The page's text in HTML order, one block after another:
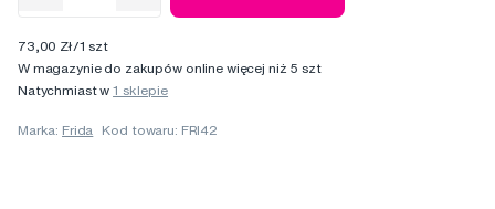
73,00 Zł/1 szt
W magazynie do zakupów online więcej niż 5 szt
Natychmiast w1 sklepie
Marka: Frida Kod towaru: FRI42